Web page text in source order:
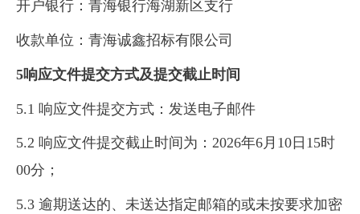
开户银行：青海银行海湖新区支行
收款单位：青海诚鑫招标有限公司
5响应文件提交方式及提交截止时间
5.1 响应文件提交方式：发送电子邮件
5.2 响应文件提交截止时间为：2026年6月10日15时
00分；
5.3 逾期送达的、未送达指定邮箱的或未按要求加密